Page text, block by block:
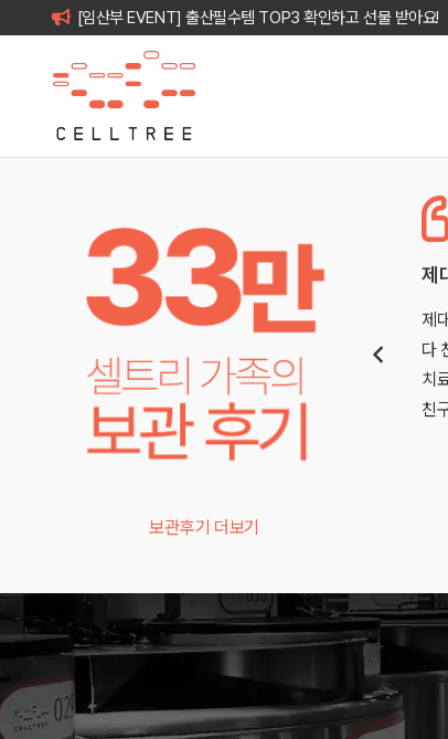
[임산부 EVENT] 출산필수템 TOP3 확인하고 선물 받아요!
보관후기 더보기
어나는 암과 백혈병 환자수를 보며 더이…
고민하다 못한 제대혈을 둘째때서야 진행하게 되었
살고있습니다. 이러한 가족력과 매해 늘어나는 암과
보며 더이상 행운에 가족의…
제
제
다
치
친